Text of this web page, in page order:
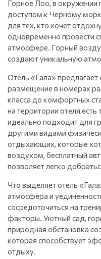
Горное Лоо, в окружении
доступом к Черному
для тех, кто хочет
одновременно провести
атмосфере. Горный
создают уникальную
Отель «Гала»
размещение в номерах
класса до комфортных
на территории отеля
идеально подходит для
другими видами
отдыхающих, которые
воздухом, бесплатный
позволяет легко
Что выделяет отель
атмосфера и
сосредоточиться на
факторы. Уютный сад,
природная обстановка
которая способствует
отдыху.